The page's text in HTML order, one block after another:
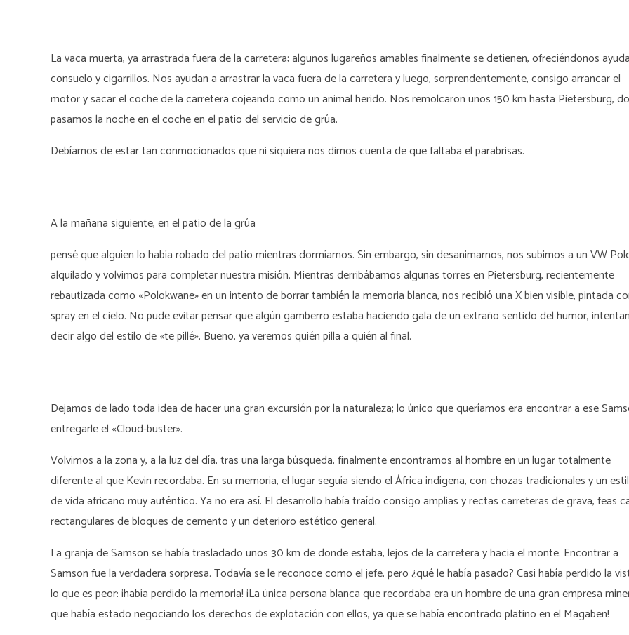
La vaca muerta, ya arrastrada fuera de la carretera; algunos lugareños amables finalmente se detienen, ofreciéndonos
consuelo y cigarrillos. Nos ayudan a arrastrar la vaca fuera de la carretera y luego, sorprendentemente, consigo arrancar el
motor y sacar el coche de la carretera cojeando como un animal herido. Nos remolcaron unos 150 km hasta Pietersburg,
pasamos la noche en el coche en el patio del servicio de grúa.
Debíamos de estar tan conmocionados que ni siquiera nos dimos cuenta de que faltaba el parabrisas.
A la mañana siguiente, en el patio de la grúa
pensé que alguien lo había robado del patio mientras dormíamos. Sin embargo, sin desanimarnos, nos subimos a un VW
alquilado y volvimos para completar nuestra misión. Mientras derribábamos algunas torres en Pietersburg, recientemente
rebautizada como «Polokwane» en un intento de borrar también la memoria blanca, nos recibió una X bien visible, pintada
spray en el cielo. No pude evitar pensar que algún gamberro estaba haciendo gala de un extraño sentido del humor,
decir algo del estilo de «te pillé». Bueno, ya veremos quién pilla a quién al final.
Dejamos de lado toda idea de hacer una gran excursión por la naturaleza; lo único que queríamos era encontrar a ese
entregarle el «Cloud-buster».
Volvimos a la zona y, a la luz del día, tras una larga búsqueda, finalmente encontramos al hombre en un lugar totalmente
diferente al que Kevin recordaba. En su memoria, el lugar seguía siendo el África indígena, con chozas tradicionales y un
de vida africano muy auténtico. Ya no era así. El desarrollo había traído consigo amplias y rectas carreteras de grava, feas
rectangulares de bloques de cemento y un deterioro estético general.
La granja de Samson se había trasladado unos 30 km de donde estaba, lejos de la carretera y hacia el monte. Encontrar a
Samson fue la verdadera sorpresa. Todavía se le reconoce como el jefe, pero ¿qué le había pasado? Casi había perdido la
lo que es peor: ¡había perdido la memoria! ¡La única persona blanca que recordaba era un hombre de una gran empresa
que había estado negociando los derechos de explotación con ellos, ya que se había encontrado platino en el Magaben!